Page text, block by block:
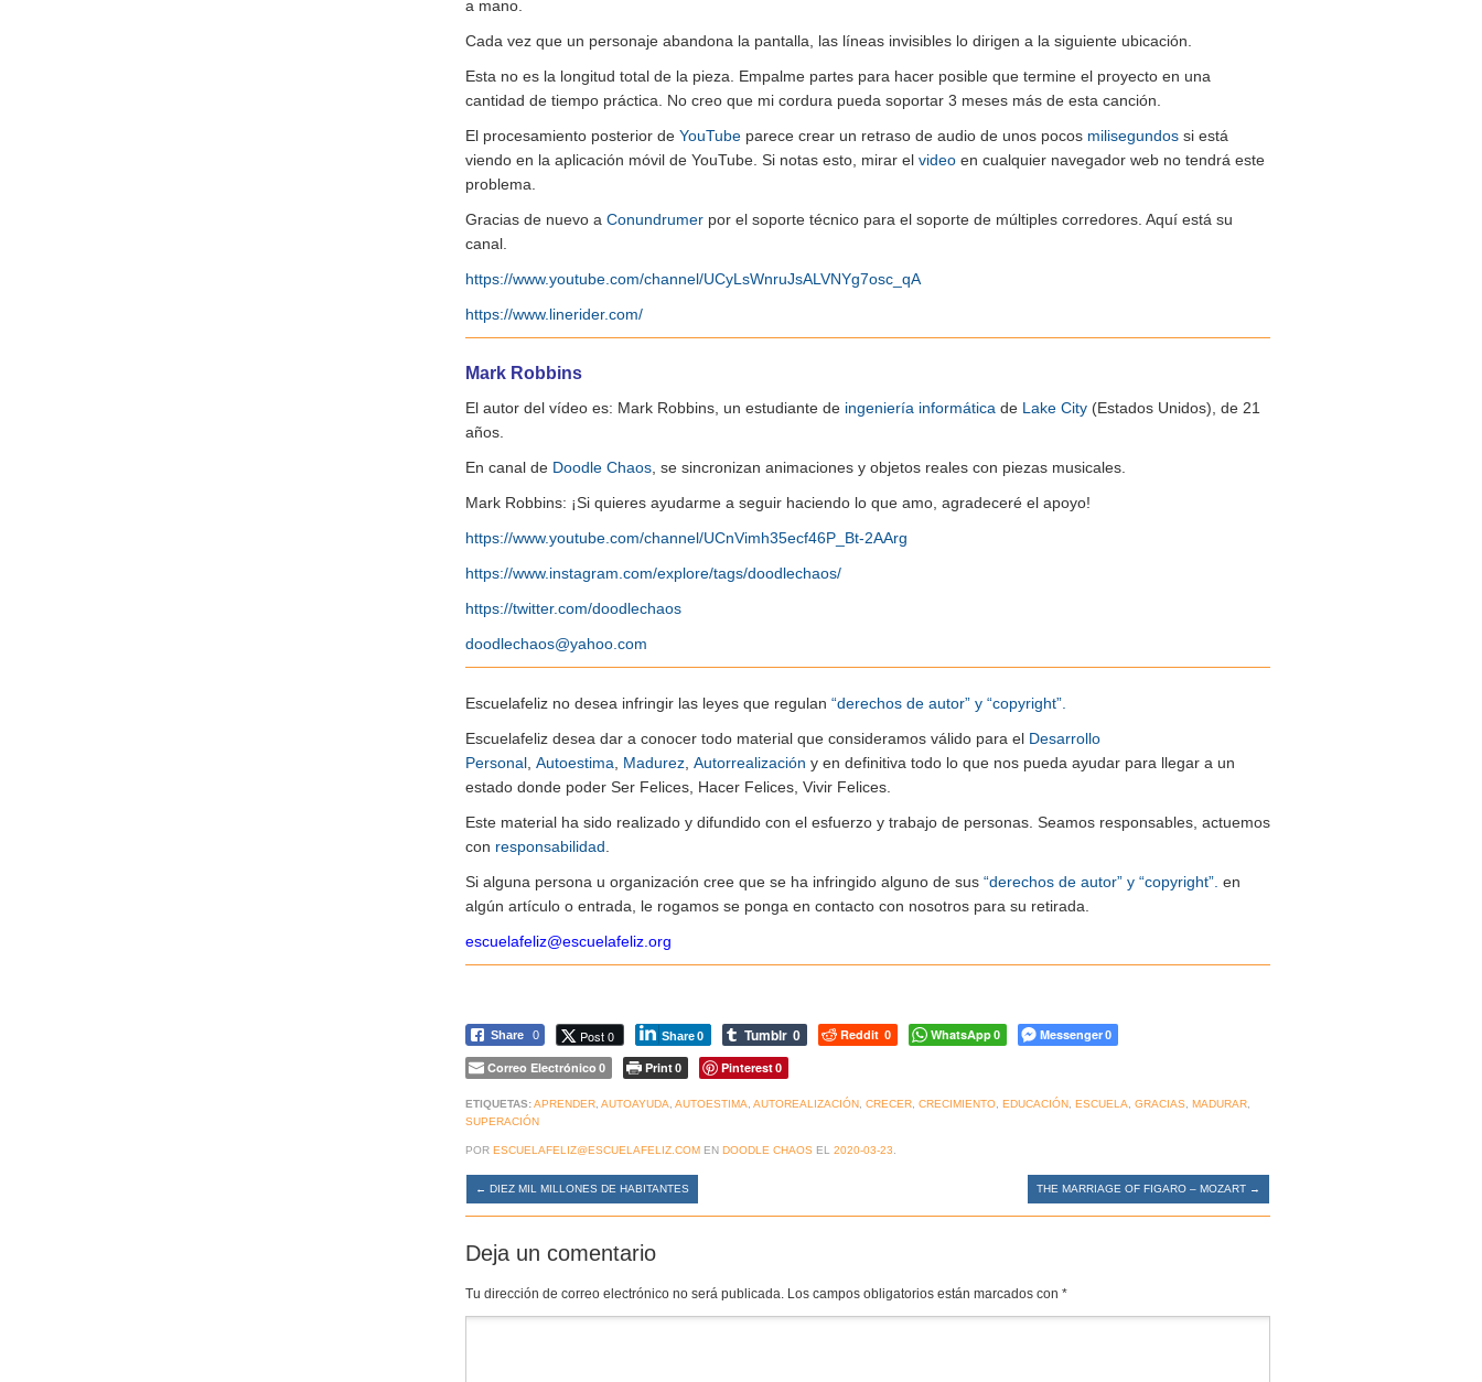
a mano.
Cada vez que un personaje abandona la pantalla, las líneas invisibles lo dirigen a la siguiente ubicación.
Esta no es la longitud total de la pieza. Empalme partes para hacer posible que termine el proyecto en una
cantidad de tiempo práctica. No creo que mi cordura pueda soportar 3 meses más de esta canción.
El procesamiento posterior de YouTube parece crear un retraso de audio de unos pocos milisegundos si está
viendo en la aplicación móvil de YouTube. Si notas esto, mirar el video en cualquier navegador web no tendrá este
problema.
Gracias de nuevo a Conundrumer por el soporte técnico para el soporte de múltiples corredores. Aquí está su
canal.
https://www.youtube.com/channel/UCyLsWnruJsALVNYg7osc_qA
https://www.linerider.com/
Mark Robbins
El autor del vídeo es: Mark Robbins, un estudiante de ingeniería informática de Lake City (Estados Unidos), de 21
años.
En canal de Doodle Chaos, se sincronizan animaciones y objetos reales con piezas musicales.
Mark Robbins: ¡Si quieres ayudarme a seguir haciendo lo que amo, agradeceré el apoyo!
https://www.youtube.com/channel/UCnVimh35ecf46P_Bt-2AArg
https://www.instagram.com/explore/tags/doodlechaos/
https://twitter.com/doodlechaos
doodlechaos@yahoo.com
Escuelafeliz no desea infringir las leyes que regulan “derechos de autor” y “copyright”.
Escuelafeliz desea dar a conocer todo material que consideramos válido para el Desarrollo
Personal, Autoestima, Madurez, Autorrealización y en definitiva todo lo que nos pueda ayudar para llegar a un
estado donde poder Ser Felices, Hacer Felices, Vivir Felices.
Este material ha sido realizado y difundido con el esfuerzo y trabajo de personas. Seamos responsables, actuemos
con responsabilidad.
Si alguna persona u organización cree que se ha infringido alguno de sus “derechos de autor” y “copyright”. en
algún artículo o entrada, le rogamos se ponga en contacto con nosotros para su retirada.
escuelafeliz@escuelafeliz.org
Share 0 Post 0 Share0 Tumblr 0 Reddit 0 WhatsApp0 Messenger0
Correo Electrónico 0 Print0 Pinterest0
ETIQUETAS:APRENDER, AUTOAYUDA, AUTOESTIMA, AUTOREALIZACIÓN, CRECER, CRECIMIENTO, EDUCACIÓN, ESCUELA, GRACIAS, MADURAR,
SUPERACIÓN
POR ESCUELAFELIZ@ESCUELAFELIZ.COM EN DOODLE CHAOS EL 2020-03-23.
← DIEZ MIL MILLONES DE HABITANTES THE MARRIAGE OF FIGARO – MOZART →
Deja un comentario
Tu dirección de correo electrónico no será publicada. Los campos obligatorios están marcados con *